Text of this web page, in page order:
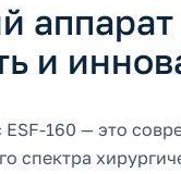
и
160 — это
спектра